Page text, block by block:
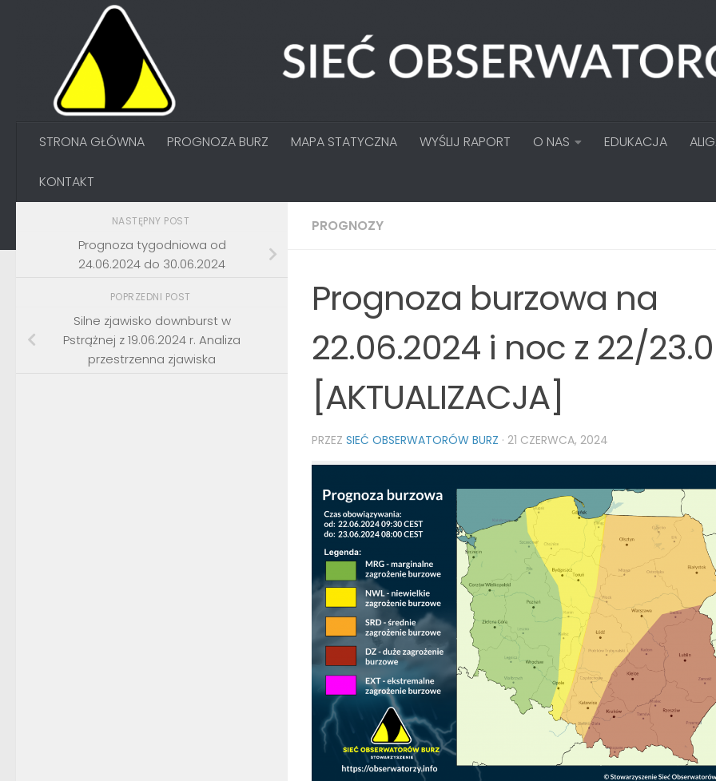
Przejdź do treści
STRONA GŁÓWNA PROGNOZA BURZ MAPA STATYCZNA WYŚLIJ RAPORT O NAS EDUKACJA
KONTAKT
PROGNOZY
Prognoza burzowa na
22.06.2024 i noc z 22/
[AKTUALIZACJA]
PRZEZ SIEĆ OBSERWATORÓW BURZ · 21 CZERWCA, 2024
NASTĘPNY POST
Prognoza tygodniowa od
24.06.2024 do 30.06.2024
POPRZEDNI POST
Silne zjawisko downburst w
Pstrążnej z 19.06.2024 r. Analiza
przestrzenna zjawiska